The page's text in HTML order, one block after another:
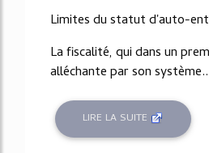
Limites du statut d'auto-
La fiscalité, qui dans un
alléchante par son
LIRE LA SUITE